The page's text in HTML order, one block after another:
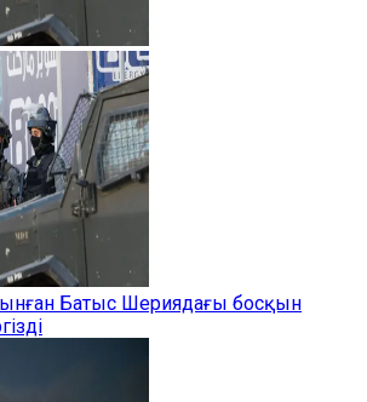
Батыс Шериядағы босқын